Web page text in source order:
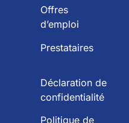
Offres
d’emploi
Prestataires
Déclaration de
confidentialité
Politique de